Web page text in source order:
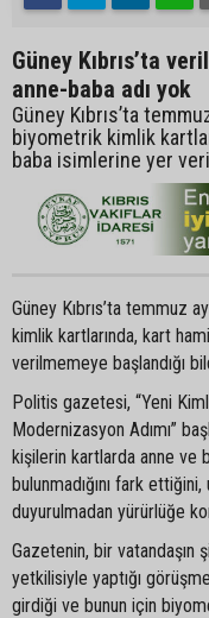
Güney Kıbrıs’ta
anne-baba adı yok
Güney Kıbrıs’ta
biyometrik kimlik
baba isimlerine yer
Güney Kıbrıs’ta temmuz
kimlik kartlarında, kart
verilmemeye başlandığı
Politis gazetesi, “Yeni
Modernizasyon Adımı”
kişilerin kartlarda anne ve
bulunmadığını fark
duyurulmadan yürürlüğe
Gazetenin, bir vatandaşın
yetkilisiyle yaptığı
girdiği ve bunun için